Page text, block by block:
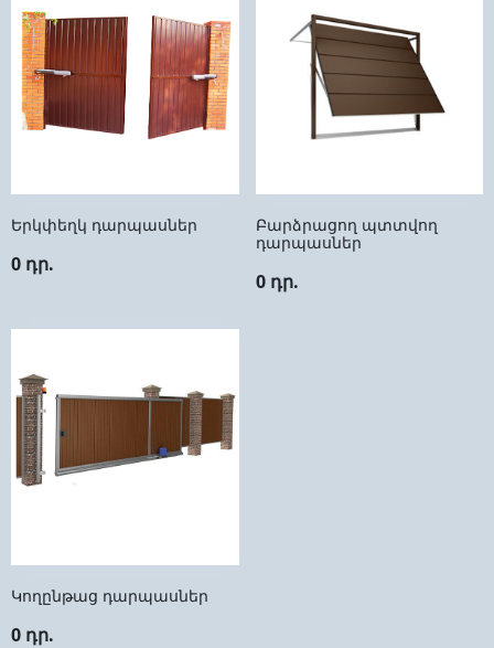
Երկփեղկ դարպասներ
0 դր.
Բարձրացող պտտվող
դարպասներ
0 դր.
Կողընթաց դարպասներ
0 դր.